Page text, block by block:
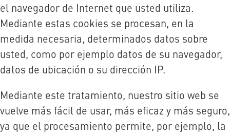
el navegador de Internet que usted utiliza.
Mediante estas cookies se procesan, en la
medida necesaria, determinados datos sobre
usted, como por ejemplo datos de su navegador,
datos de ubicación o su dirección IP.
Mediante este tratamiento, nuestro sitio web se
vuelve más fácil de usar, más eficaz y más seguro,
ya que el procesamiento permite, por ejemplo, la